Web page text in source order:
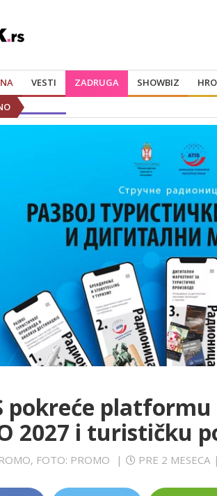
VESTI ZADRUGA SHOWBIZ
pokreće
2027 i turističku
FOTO: PROMO | PRE 2 MESECA |